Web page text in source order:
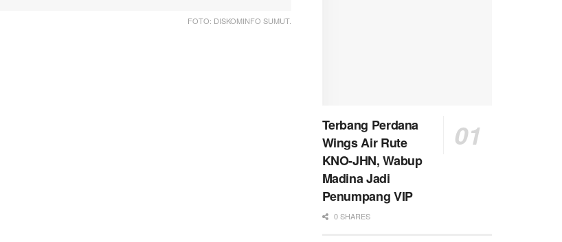
FOTO: DISKOMINFO SUMUT.
Terbang Perdana
Wings Air Rute
KNO-JHN, Wabup
Madina Jadi
Penumpang VIP
0 SHARES